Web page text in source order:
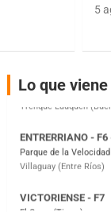
5
Lo que viene
Parque de la Velocidad
Villaguay (Entre Ríos)
El Cerro (Tierra)
Victoria (Entre Ríos)
Moto Club Reginense